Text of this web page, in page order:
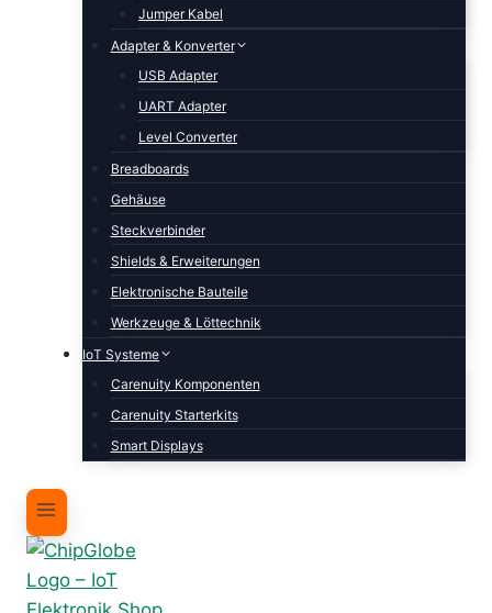
Jumper Kabel
Adapter & Konverter
USB Adapter
UART Adapter
Level Converter
Breadboards
Gehäuse
Steckverbinder
Shields & Erweiterungen
Elektronische Bauteile
Werkzeuge & Löttechnik
IoT Systeme
Carenuity Komponenten
Carenuity Starterkits
Smart Displays